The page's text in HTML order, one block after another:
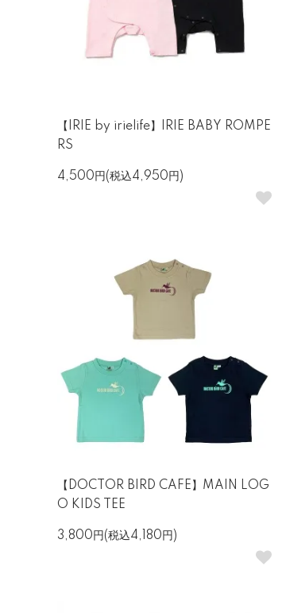
【IRIE by irielife】IRIE BABY ROMPE
RS
4,500円(税込4,950円)
【DOCTOR BIRD CAFE】MAIN LOG
O KIDS TEE
3,800円(税込4,180円)